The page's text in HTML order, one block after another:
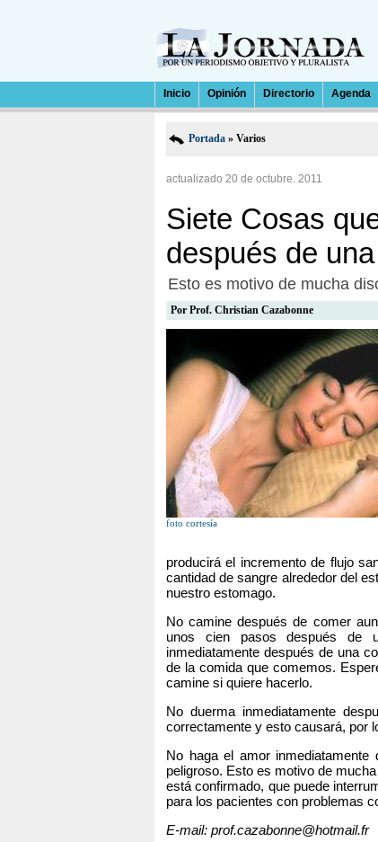
Inicio Opinión Directorio Agenda
Portada » Varios
actualizado 20 de octubre. 2011
Siete Cosas
después de
Esto es motivo de mucha
Por Prof. Christian Cazabonne
foto cortesía
producirá el incremento de flujo
cantidad de sangre alrededor del
nuestro estomago.
No camine después de comer
unos cien pasos después de
inmediatamente después de una
de la comida que comemos.
camine si quiere hacerlo.
No duerma inmediatamente
correctamente y esto causará, por
No haga el amor
peligroso. Esto es motivo de
está confirmado, que puede
para los pacientes con problemas
E-mail: prof.cazabonne@hotmail.fr